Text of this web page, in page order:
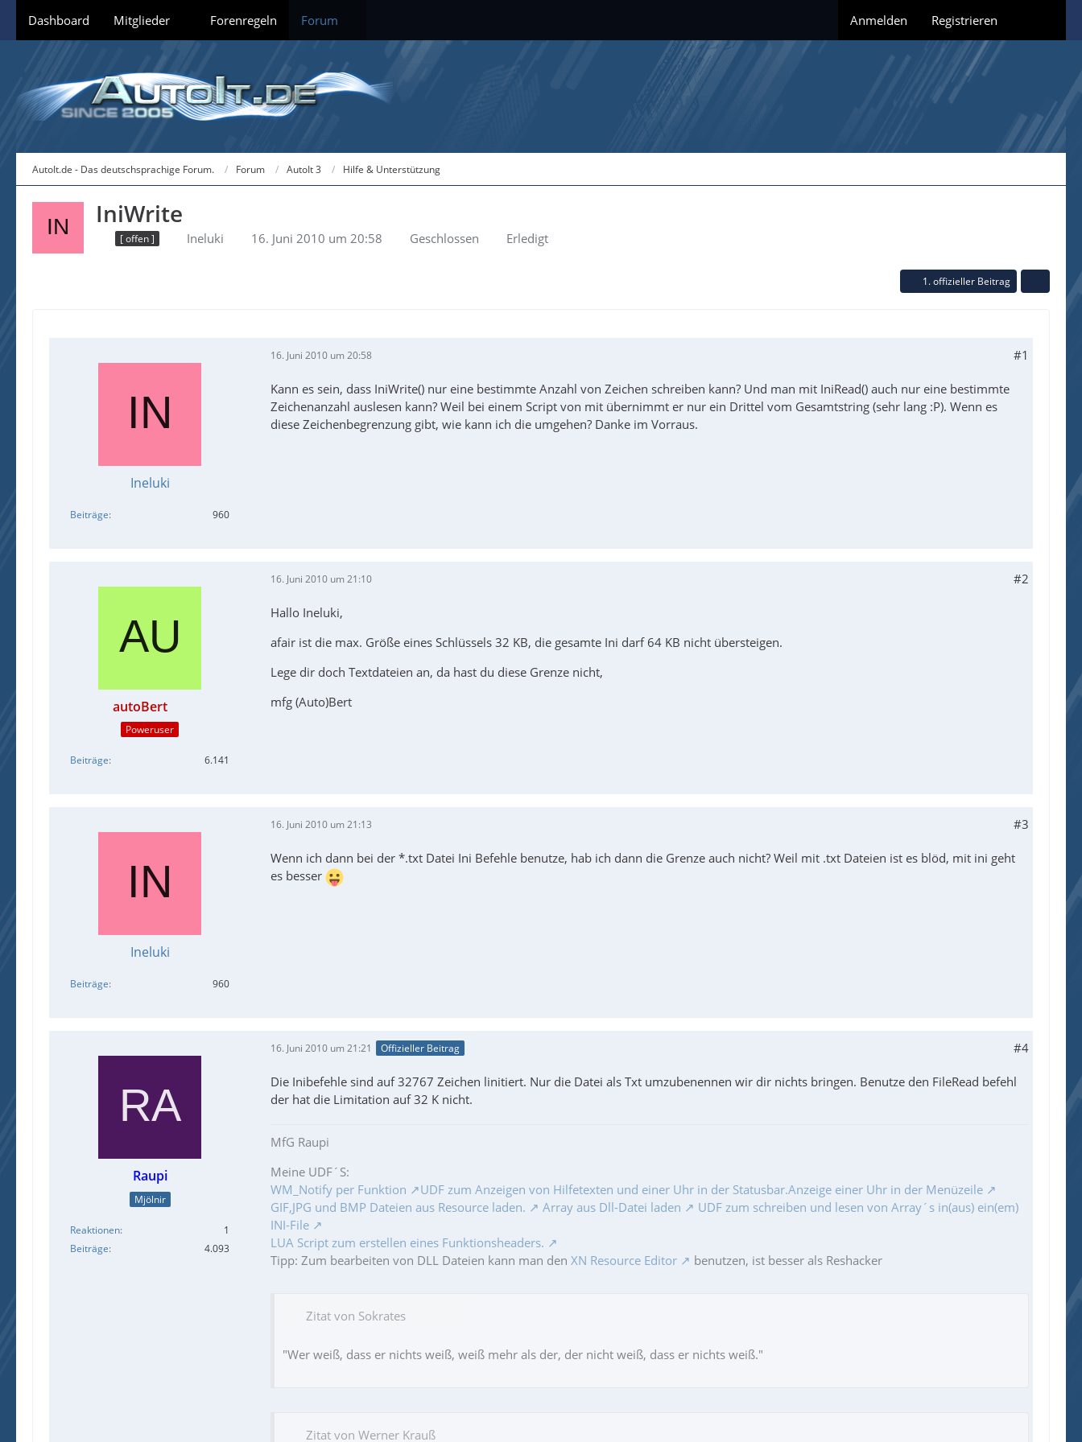
Dashboard Mitglieder Forenregeln Forum Anmelden Registrieren
AutoIt.de - Das deutschsprachige Forum. Forum AutoIt 3 Hilfe & Unterstützung
IniWrite
[ offen ] Ineluki 16. Juni 2010 um 20:58 Geschlossen Erledigt
1. offizieller Beitrag
Ineluki
Beiträge 960
16. Juni 2010 um 20:58 #1
Kann es sein, dass IniWrite() nur eine bestimmte Anzahl von Zeichen schreiben kann? Und man mit IniRead() auch nur eine bestimmte
Zeichenanzahl auslesen kann? Weil bei einem Script von mit übernimmt er nur ein Drittel vom Gesamtstring (sehr lang :P). Wenn es
diese Zeichenbegrenzung gibt, wie kann ich die umgehen? Danke im Vorraus.
autoBert
Poweruser
Beiträge 6.141
16. Juni 2010 um 21:10 #2
Hallo Ineluki,
afair ist die max. Größe eines Schlüssels 32 KB, die gesamte Ini darf 64 KB nicht übersteigen.
Lege dir doch Textdateien an, da hast du diese Grenze nicht,
mfg (Auto)Bert
Ineluki
Beiträge 960
16. Juni 2010 um 21:13 #3
Wenn ich dann bei der *.txt Datei Ini Befehle benutze, hab ich dann die Grenze auch nicht? Weil mit .txt Dateien ist es blöd, mit ini geht
es besser
Raupi
Mjölnir
Reaktionen
1
Beiträge
4.093
16. Juni 2010 um 21:21 Offizieller Beitrag #4
Die Inibefehle sind auf 32767 Zeichen linitiert. Nur die Datei als Txt umzubenennen wir dir nichts bringen. Benutze den FileRead befehl
der hat die Limitation auf 32 K nicht.
MfG Raupi
Meine UDF´S:
WM_Notify per Funktion
UDF zum Anzeigen von Hilfetexten und einer Uhr in der Statusbar.Anzeige einer Uhr in der Menüzeile
GIF,JPG und BMP Dateien aus Resource laden.
Array aus Dll-Datei laden
UDF zum schreiben und lesen von Array´s in(aus) ein(em)
INI-File
LUA Script zum erstellen eines Funktionsheaders.
Tipp: Zum bearbeiten von DLL Dateien kann man den XN Resource Editor benutzen, ist besser als Reshacker
Zitat von Sokrates
"Wer weiß, dass er nichts weiß, weiß mehr als der, der nicht weiß, dass er nichts weiß."
Zitat von Werner Krauß